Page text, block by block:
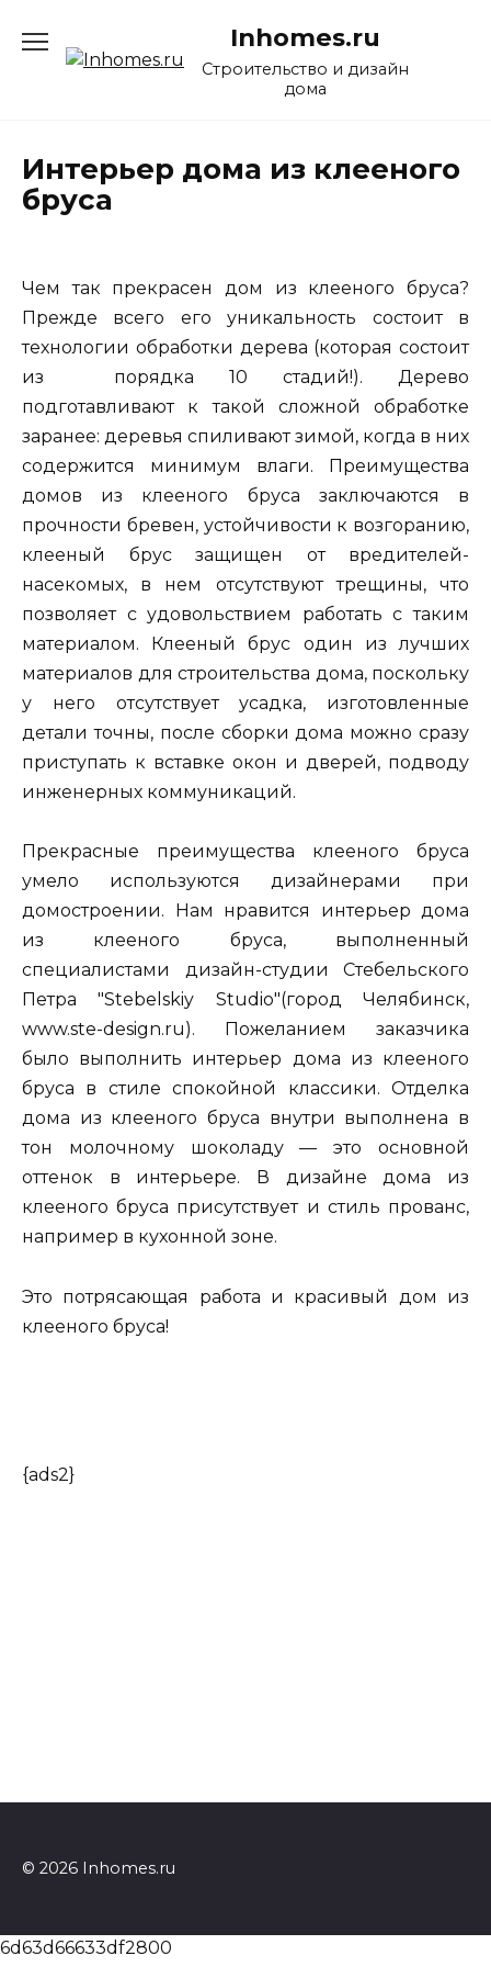
содержанию
Inhomes.ru
Строительство и дизайн
дома
Интерьер дома из клееного
бруса
Чем так прекрасен дом из клееного бруса?
Прежде всего его уникальность состоит в
технологии обработки дерева (которая состоит
из порядка 10 стадий!). Дерево
подготавливают к такой сложной обработке
заранее: деревья спиливают зимой, когда в них
содержится минимум влаги. Преимущества
домов из клееного бруса заключаются в
прочности бревен, устойчивости к возгоранию,
клееный брус защищен от вредителей-
насекомых, в нем отсутствуют трещины, что
позволяет с удовольствием работать с таким
материалом. Клееный брус один из лучших
материалов для строительства дома, поскольку
у него отсутствует усадка, изготовленные
детали точны, после сборки дома можно сразу
приступать к вставке окон и дверей, подводу
инженерных коммуникаций.
Прекрасные преимущества клееного бруса
умело используются дизайнерами при
домостроении. Нам нравится интерьер дома
из клееного бруса, выполненный
специалистами дизайн-студии Стебельского
Петра "Stebelskiy Studio"(город Челябинск,
www.ste-design.ru). Пожеланием заказчика
было выполнить интерьер дома из клееного
бруса в стиле спокойной классики. Отделка
дома из клееного бруса внутри выполнена в
тон молочному шоколаду — это основной
оттенок в интерьере. В дизайне дома из
клееного бруса присутствует и стиль прованс,
например в кухонной зоне.
Это потрясающая работа и красивый дом из
клееного бруса!
{ads2}
© 2026 Inhomes.ru
6d63d66633df2800